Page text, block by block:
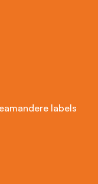
andere labels